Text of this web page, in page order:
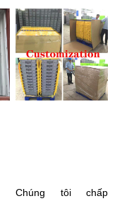
Chúng tôi chấp